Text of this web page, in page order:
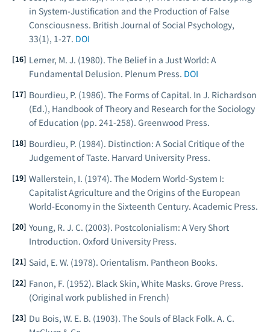
in System-Justification and the Production of False
Consciousness. British Journal of Social Psychology,
33(1), 1-27. DOI
Lerner, M. J. (1980). The Belief in a Just World: A
Fundamental Delusion. Plenum Press. DOI
Bourdieu, P. (1986). The Forms of Capital. In J. Richardson
(Ed.), Handbook of Theory and Research for the Sociology
of Education (pp. 241-258). Greenwood Press.
Bourdieu, P. (1984). Distinction: A Social Critique of the
Judgement of Taste. Harvard University Press.
Wallerstein, I. (1974). The Modern World-System I:
Capitalist Agriculture and the Origins of the European
World-Economy in the Sixteenth Century. Academic Press.
Young, R. J. C. (2003). Postcolonialism: A Very Short
Introduction. Oxford University Press.
Said, E. W. (1978). Orientalism. Pantheon Books.
Fanon, F. (1952). Black Skin, White Masks. Grove Press.
(Original work published in French)
Du Bois, W. E. B. (1903). The Souls of Black Folk. A. C.